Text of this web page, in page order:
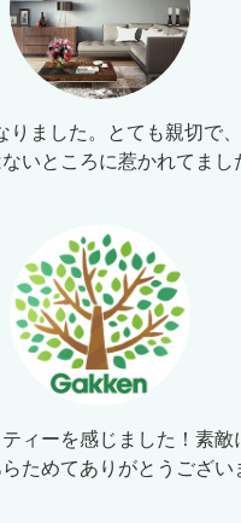
りました。とても親切で
いところに惹かれてまし
ィーを感じました！素敵
ためてありがとうござい